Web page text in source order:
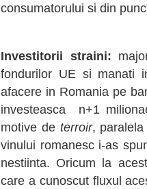
consumatorului si din
Investitorii straini:
fondurilor UE si manati
afacere in Romania pe
investeasca n+1
motive de terroir,
vinului romanesc i-as
nestiinta. Oricum la
care a cunoscut fluxul